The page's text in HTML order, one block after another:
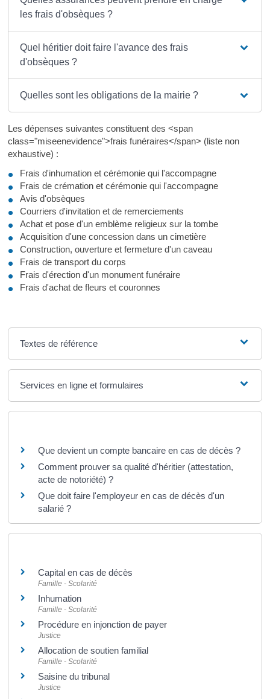
les frais d'obsèques ?
Quel héritier doit faire l'avance des frais
d'obsèques ?
Quelles sont les obligations de la mairie ?
Les dépenses suivantes constituent des <span
class="miseenevidence">frais funéraires</span> (liste non
exhaustive) :
Frais d'inhumation et cérémonie qui l'accompagne
Frais de crémation et cérémonie qui l'accompagne
Avis d'obsèques
Courriers d'invitation et de remerciements
Achat et pose d'un emblème religieux sur la tombe
Acquisition d'une concession dans un cimetière
Construction, ouverture et fermeture d'un caveau
Frais de transport du corps
Frais d'érection d'un monument funéraire
Frais d'achat de fleurs et couronnes
Textes de référence
Services en ligne et formulaires
Que devient un compte bancaire en cas de décès ?
Comment prouver sa qualité d'héritier (attestation,
acte de notoriété) ?
Que doit faire l'employeur en cas de décès d'un
salarié ?
Capital en cas de décès
Famille - Scolarité
Inhumation
Famille - Scolarité
Procédure en injonction de payer
Justice
Allocation de soutien familial
Famille - Scolarité
Saisine du tribunal
Justice